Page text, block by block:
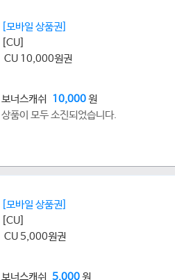
[모바일 상품권]
[CU]
CU 10,000원권
보너스캐쉬 10,000원
상품이 모두 소진되었습니다.
[모바일 상품권]
[CU]
CU 5,000원권
보너스캐쉬 5,000원